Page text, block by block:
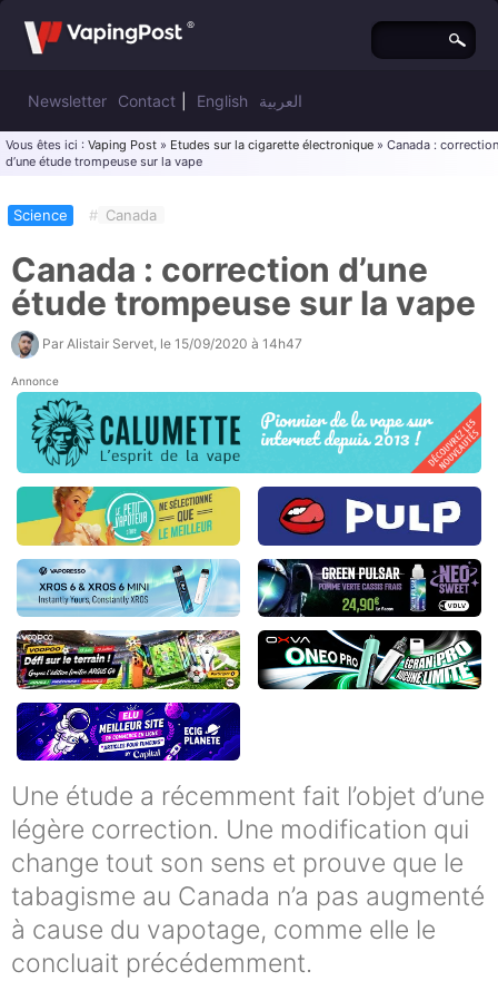
Newsletter Contact English العربية
Vous êtes ici : Vaping Post » Etudes sur la cigarette électronique » Canada : correction
d’une étude trompeuse sur la vape
Science # Canada
Canada : correction d’une
étude trompeuse sur la vape
Par Alistair Servet , le 15/09/2020 à 14h47
Annonce
Une étude a récemment fait l’objet d’une
légère correction. Une modification qui
change tout son sens et prouve que le
tabagisme au Canada n’a pas augmenté
à cause du vapotage, comme elle le
concluait précédemment.